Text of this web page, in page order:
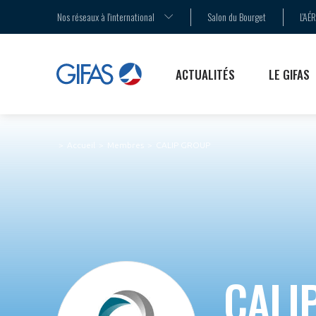
Nos réseaux à l'international Salon du Bourget
COMMUNIQUÉS DE PRESSE
LE SALON DU BOURGET
LES PUBLICATIONS
ACTUALITÉS LE GIFAS